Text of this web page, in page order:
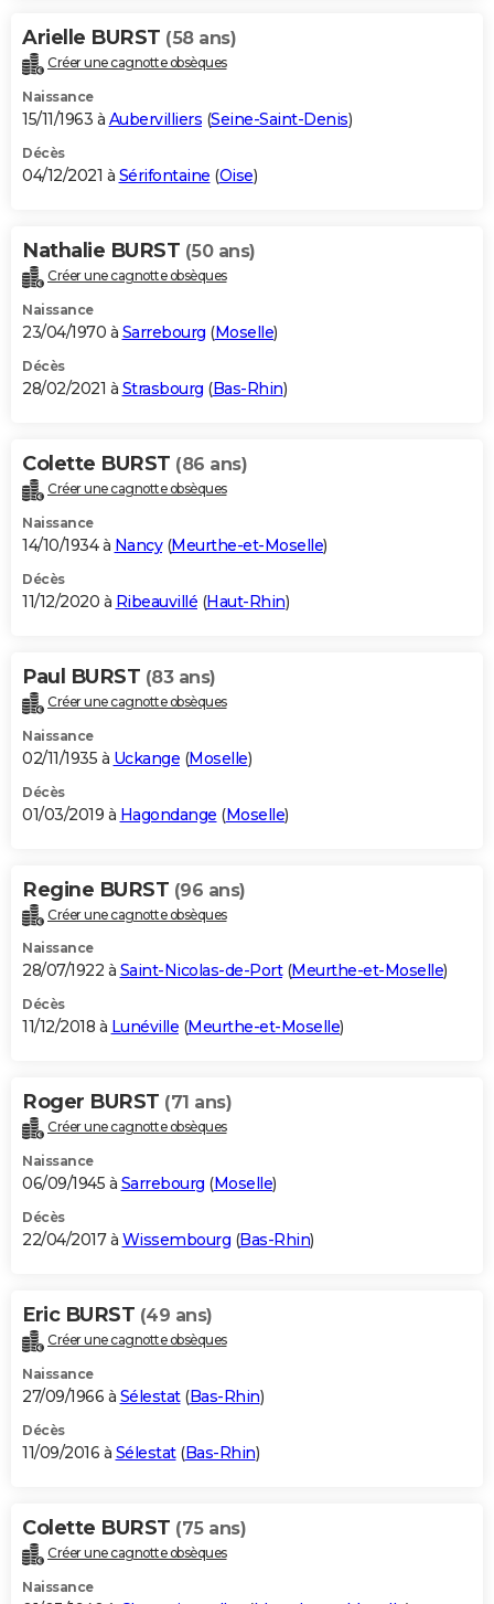
Arielle BURST (58 ans)
Créer une cagnotte obsèques
Naissance
15/11/1963 à Aubervilliers (Seine-Saint-Denis)
Décès
04/12/2021 à Sérifontaine (Oise)
Nathalie BURST (50 ans)
Créer une cagnotte obsèques
Naissance
23/04/1970 à Sarrebourg (Moselle)
Décès
28/02/2021 à Strasbourg (Bas-Rhin)
Colette BURST (86 ans)
Créer une cagnotte obsèques
Naissance
14/10/1934 à Nancy(Meurthe-et-Moselle)
Décès
11/12/2020 à Ribeauvillé (Haut-Rhin)
Paul BURST (83 ans)
Créer une cagnotte obsèques
Naissance
02/11/1935 à Uckange (Moselle)
Décès
01/03/2019 à Hagondange (Moselle)
Regine BURST (96 ans)
Créer une cagnotte obsèques
Naissance
28/07/1922 à Saint-Nicolas-de-Port(Meurthe-et-Moselle)
Décès
11/12/2018 à Lunéville (Meurthe-et-Moselle)
Roger BURST (71 ans)
Créer une cagnotte obsèques
Naissance
06/09/1945 à Sarrebourg (Moselle)
Décès
22/04/2017 à Wissembourg (Bas-Rhin)
Eric BURST (49 ans)
Créer une cagnotte obsèques
Naissance
27/09/1966 à Sélestat(Bas-Rhin)
Décès
11/09/2016 à Sélestat(Bas-Rhin)
Colette BURST (75 ans)
Créer une cagnotte obsèques
Naissance